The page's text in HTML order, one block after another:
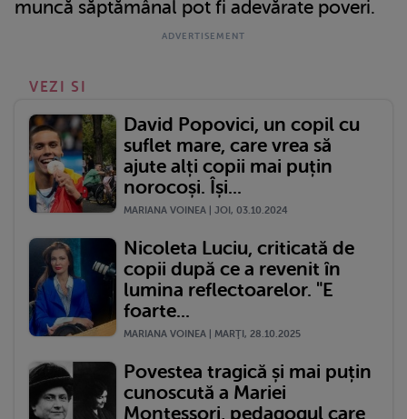
muncă săptămânal pot fi adevărate poveri.
VEZI SI
David Popovici, un copil cu
suflet mare, care vrea să
ajute alți copii mai puțin
norocoși. Își...
MARIANA VOINEA | JOI, 03.10.2024
Nicoleta Luciu, criticată de
copii după ce a revenit în
lumina reflectoarelor. "E
foarte...
MARIANA VOINEA | MARŢI, 28.10.2025
Povestea tragică și mai puțin
cunoscută a Mariei
Montessori, pedagogul care